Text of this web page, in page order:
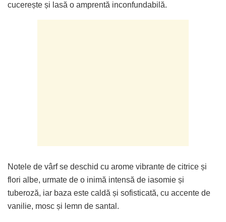
cucerește și lasă o amprentă inconfundabilă.
Notele de vârf se deschid cu arome vibrante de citrice și
flori albe, urmate de o inimă intensă de iasomie și
tuberoză, iar baza este caldă și sofisticată, cu accente de
vanilie, mosc și lemn de santal.